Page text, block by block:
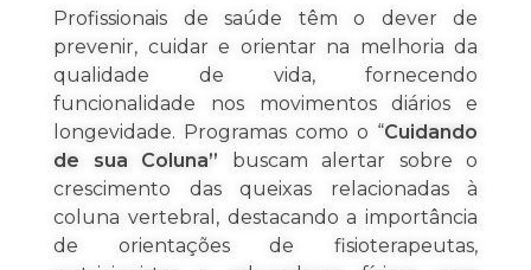
Profissionais de saúde têm o dever de
prevenir, cuidar e orientar na melhoria da
qualidade de vida, fornecendo
funcionalidade nos movimentos diários e
longevidade. Programas como o “Cuidando
de sua Coluna” buscam alertar sobre o
crescimento das queixas relacionadas à
coluna vertebral, destacando a importância
de orientações de fisioterapeutas,